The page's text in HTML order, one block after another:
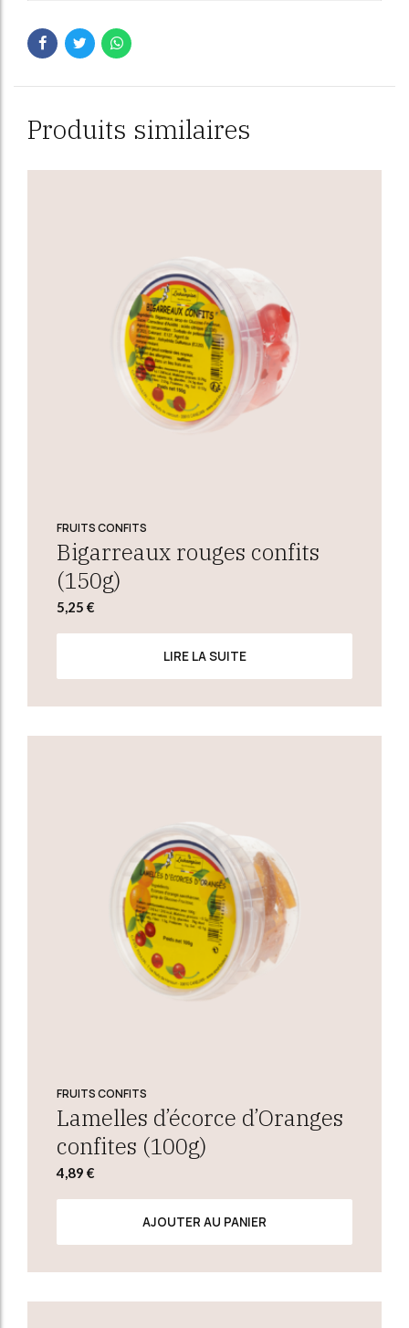
Produits similaires
FRUITS CONFITS
Bigarreaux rouges confits
(150g)
5,25 €
LIRE LA SUITE
FRUITS CONFITS
Lamelles d’écorce d’Oranges
confites (100g)
4,89 €
AJOUTER AU PANIER